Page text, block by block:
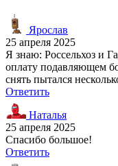
Ярослав
25 апреля 2025
Я знаю: Россельхоз и
оплату подавляющем
снять пытался
Ответить
Наталья
25 апреля 2025
Спасибо большое!
Ответить